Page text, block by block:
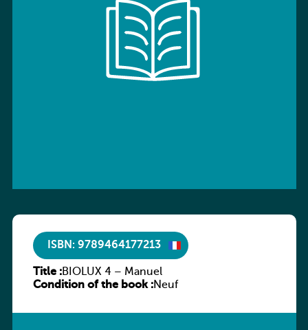
ISBN: 9789464177213
Title :BIOLUX 4 – Manuel
Condition of the book :Neuf